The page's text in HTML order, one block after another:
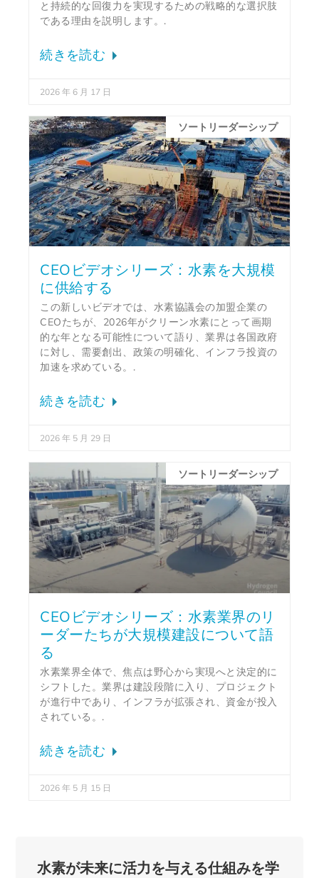
と持続的な回復力を実現するための戦略的な選択肢
である理由を説明します。.
続きを読む
2026 年 6 月 17 日
ソートリーダーシップ
CEOビデオシリーズ：水素を大規模
に供給する
この新しいビデオでは、水素協議会の加盟企業の
CEOたちが、2026年がクリーン水素にとって画期
的な年となる可能性について語り、業界は各国政府
に対し、需要創出、政策の明確化、インフラ投資の
加速を求めている。.
続きを読む
2026 年 5 月 29 日
ソートリーダーシップ
CEOビデオシリーズ：水素業界のリ
ーダーたちが大規模建設について語
る
水素業界全体で、焦点は野心から実現へと決定的に
シフトした。業界は建設段階に入り、プロジェクト
が進行中であり、インフラが拡張され、資金が投入
されている。.
続きを読む
2026 年 5 月 15 日
水素が未来に活力を与える仕組みを学